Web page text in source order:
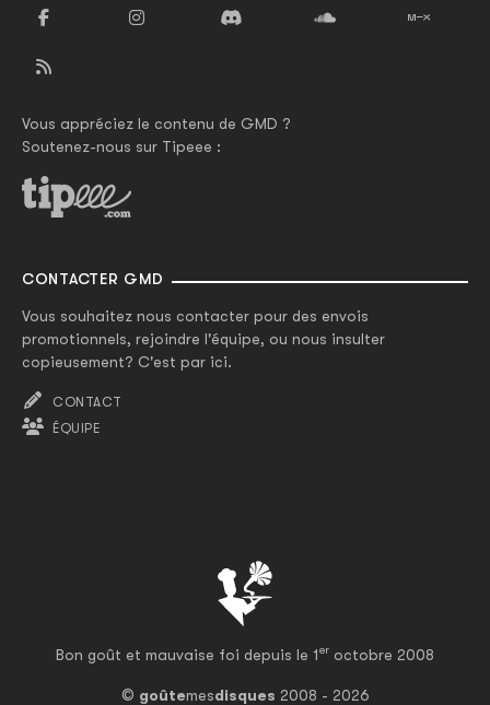
Bon goût et mauvaise foi depuis le 1er octobre 2008
© goûtemesdisques 2008 - 2026
Vous appréciez le contenu de GMD ?
Soutenez-nous sur Tipeee :
CONTACTER GMD
Vous souhaitez nous contacter pour des envois
promotionnels, rejoindre l'équipe, ou nous insulter
copieusement? C'est par ici.
CONTACT
ÉQUIPE